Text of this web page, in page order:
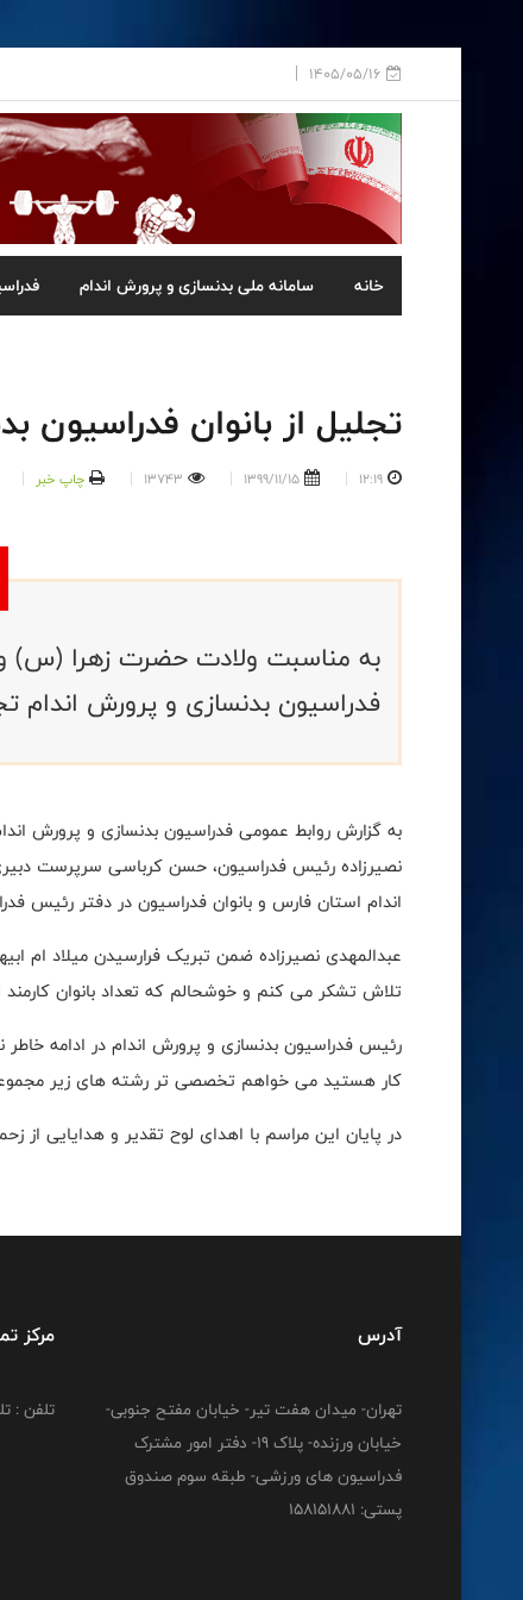
1405/05/16
خانه سامانه ملی بدنسازی و پرورش اندام
تجلیل از بانوان فدراسیون
12:19
1399/11/15
13743 چاپ خبر
به مناسبت ولادت حضرت زهرا (س) و
فدراسیون بدنسازی و پرورش اندام
نصیرزاده رئیس فدراسیون، حسن کرباسی سرپرست
اندام استان فارس و بانوان فدراسیون در دفتر رئیس
عبدالمهدی نصیرزاده ضمن تبریک فرارسیدن میلاد ام
تلاش تشکر می کنم و خوشحالم که تعداد بانوان
رئیس فدراسیون بدنسازی و پرورش اندام در ادامه
کار هستید می خواهم تخصصی تر رشته های زیر مجموعه
در پایان این مراسم با اهدای لوح تقدیر و هدایایی از
آدرس
تهران- میدان هفت تیر- خیابان مفتح جنوبی-
خیابان ورزنده- پلاک 19- دفتر امور مشترک
فدراسیون های ورزشی- طبقه سوم صندوق
پستی: 158151881
مرکز
تلفن : تلفن :